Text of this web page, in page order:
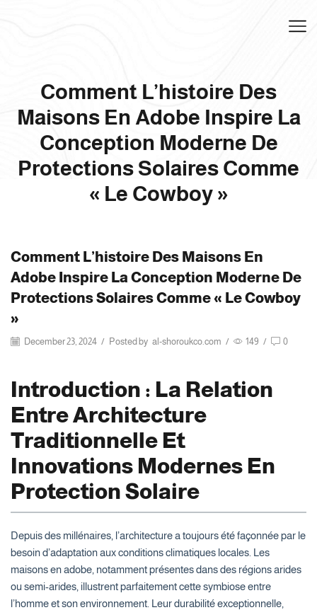
Comment L’histoire Des
Maisons En Adobe Inspire La
Conception Moderne De
Protections Solaires Comme
« Le Cowboy »
Comment L’histoire Des Maisons En
Adobe Inspire La Conception Moderne De
Protections Solaires Comme « Le Cowboy
»
December 23, 2024 / Posted by al-shoroukco.com / 149 / 0
Introduction : La Relation
Entre Architecture
Traditionnelle Et
Innovations Modernes En
Protection Solaire
Depuis des millénaires, l’architecture a toujours été façonnée par le
besoin d’adaptation aux conditions climatiques locales. Les
maisons en adobe, notamment présentes dans des régions arides
ou semi-arides, illustrent parfaitement cette symbiose entre
l’homme et son environnement. Leur durabilité exceptionnelle,